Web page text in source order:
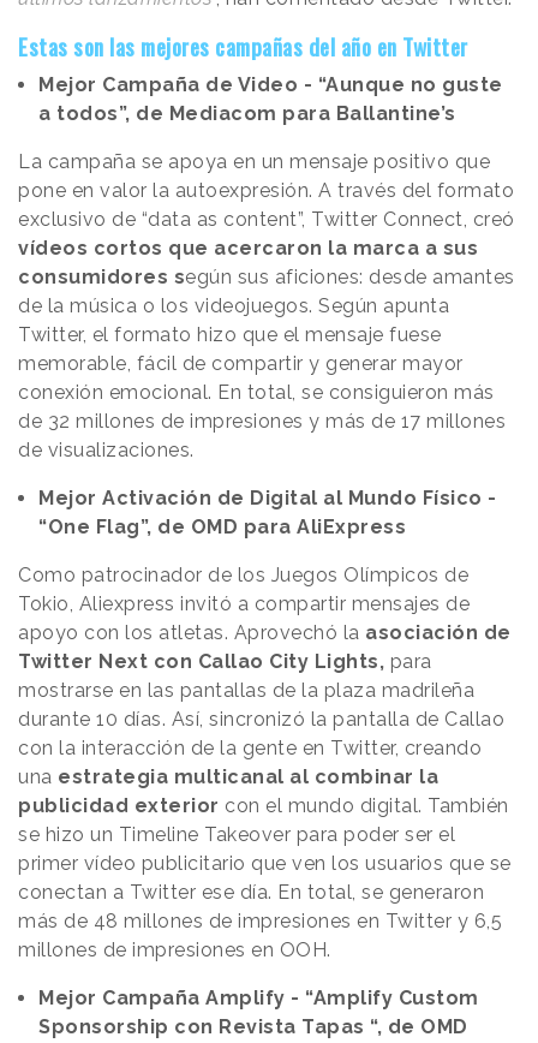
Estas son las mejores campañas del año en Twitter
Mejor Campaña de Video - “Aunque no guste
a todos”, de Mediacom para Ballantine’s
La campaña se apoya en un mensaje positivo que
pone en valor la autoexpresión. A través del formato
exclusivo de “data as content”, Twitter Connect, creó
vídeos cortos que acercaron la marca a sus
consumidores según sus aficiones: desde amantes
de la música o los videojuegos. Según apunta
Twitter, el formato hizo que el mensaje fuese
memorable, fácil de compartir y generar mayor
conexión emocional. En total, se consiguieron más
de 32 millones de impresiones y más de 17 millones
de visualizaciones.
Mejor Activación de Digital al Mundo Físico -
“One Flag”, de OMD para AliExpress
Como patrocinador de los Juegos Olímpicos de
Tokio, Aliexpress invitó a compartir mensajes de
apoyo con los atletas. Aprovechó la asociación de
Twitter Next con Callao City Lights, para
mostrarse en las pantallas de la plaza madrileña
durante 10 días. Así, sincronizó la pantalla de Callao
con la interacción de la gente en Twitter, creando
una estrategia multicanal al combinar la
publicidad exterior con el mundo digital. También
se hizo un Timeline Takeover para poder ser el
primer vídeo publicitario que ven los usuarios que se
conectan a Twitter ese día. En total, se generaron
más de 48 millones de impresiones en Twitter y 6,5
millones de impresiones en OOH.
Mejor Campaña Amplify - “Amplify Custom
Sponsorship con Revista Tapas “, de OMD